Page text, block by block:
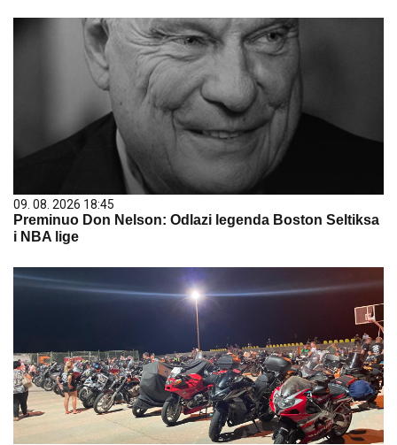
09. 08. 2026 18:45
Preminuo Don Nelson: Odlazi legenda Boston Seltiksa
i NBA lige